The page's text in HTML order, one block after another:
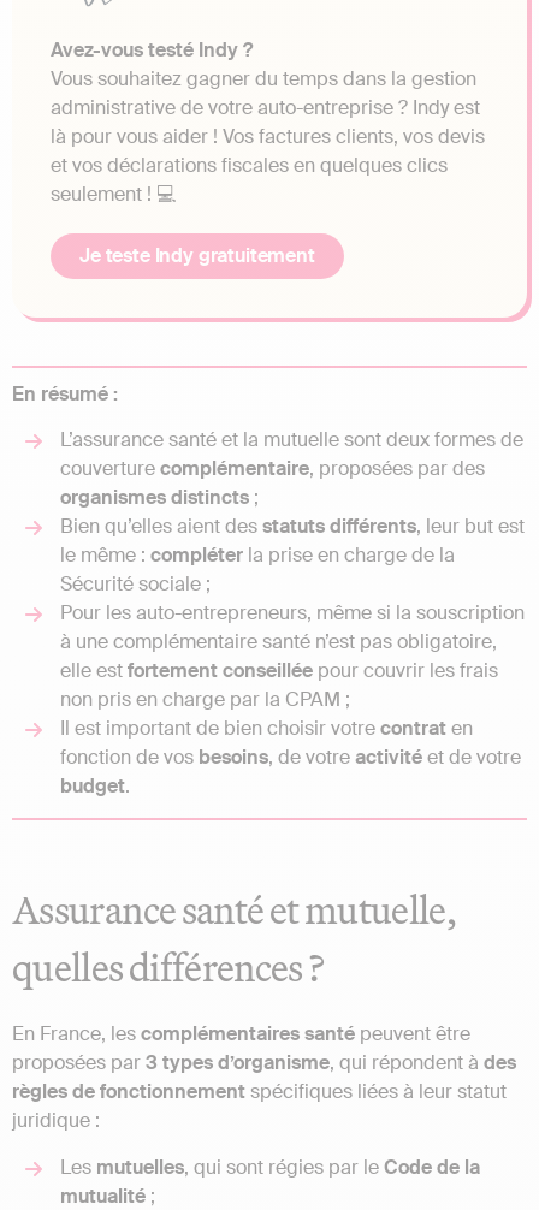
Avez-vous testé Indy ?
Vous souhaitez gagner du temps dans la gestion
administrative de votre auto-entreprise ? Indy est
là pour vous aider ! Vos factures clients, vos devis
et vos déclarations fiscales en quelques clics
seulement ! 💻
Je teste Indy gratuitement
En résumé :
L’assurance santé et la mutuelle sont deux formes de
couverturecomplémentaire, proposées par des
organismesdistincts ;
Bien qu’elles aient desstatutsdifférents, leur but est
le même : compléter la prise en charge de la
Sécurité sociale ;
Pour les auto-entrepreneurs, même si la souscription
à une complémentaire santé n’est pas obligatoire,
elle estfortementconseillée pour couvrir les frais
non pris en charge par la CPAM ;
Il est important de bien choisir votrecontraten
fonction de vos besoins, de votreactivitéet de votre
budget.
Assurance santé et mutuelle,
quelles différences ?
En France, lescomplémentairessanté peuvent être
proposées par3 types d’organisme, qui répondent à des
règles defonctionnementspécifiques liées à leur statut
juridique :
Les mutuelles, qui sont régies par leCode de la
mutualité ;